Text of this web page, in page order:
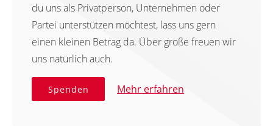
du uns als Privatperson, Unternehmen oder
Partei unterstützen möchtest, lass uns gern
einen kleinen Betrag da. Über große freuen wir
uns natürlich auch.
Spenden Mehr erfahren